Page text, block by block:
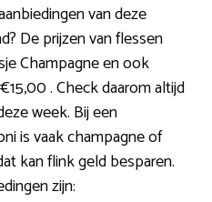
van deze
De prijzen van flessen
Champagne en ook
. Check daarom altijd
week. Bij een
is vaak champagne of
kan flink geld besparen.
zijn: